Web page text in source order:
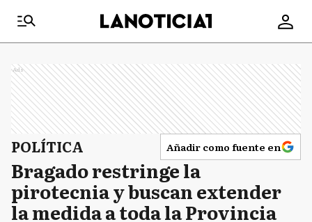
Ads
POLÍTICA Añadir como fuente en
Bragado restringe la
pirotecnia y buscan extender
la medida a toda la Provincia